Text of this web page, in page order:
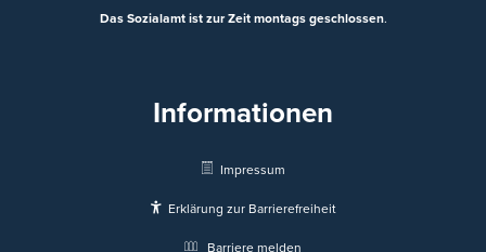
Das Sozialamt ist zur Zeit montags geschlossen.
Informationen
Impressum
Erklärung zur Barrierefreiheit
Barriere melden